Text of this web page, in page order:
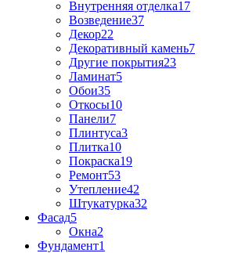
Внутренняя отделка17
Возведение37
Декор22
Декоративный камень7
Другие покрытия23
Ламинат5
Обои35
Откосы10
Панели7
Плинтуса3
Плитка10
Покраска19
Ремонт53
Утепление42
Штукатурка32
Фасад5
Окна2
Фундамент1